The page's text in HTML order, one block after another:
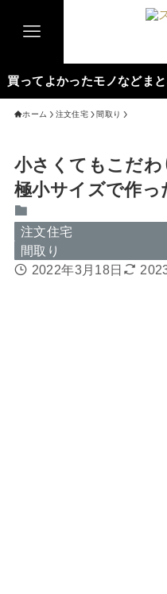
買ってよかったモノなどまと
ホーム 注文住宅 間取り
小さくてもこだ
極小サイズで作っ
注文住宅
間取り
2022年3月18日